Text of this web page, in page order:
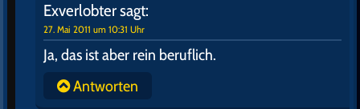
Exverlobtersagt:
27. Mai 2011 um 10:31 Uhr
Ja, das ist aber rein beruflich.
Antworten